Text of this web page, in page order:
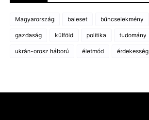
Magyarország baleset bűncselekmény
gazdaság külföld politika tudomány
ukrán-orosz háború életmód érdekesség